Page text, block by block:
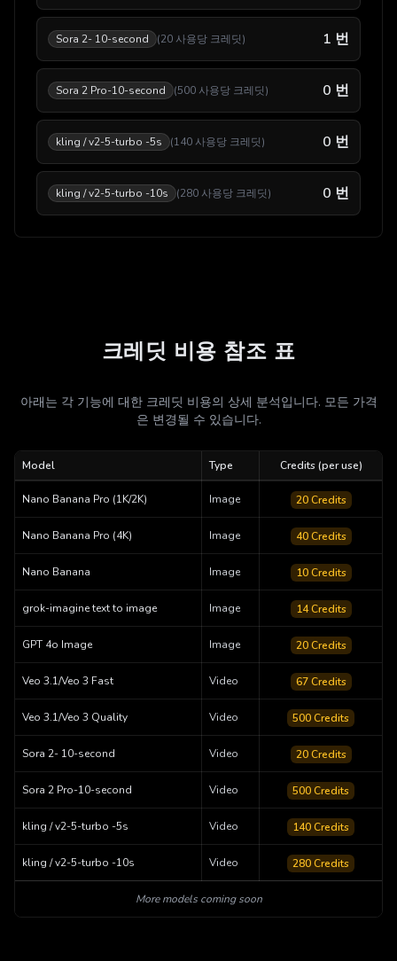
Sora 2- 10-second (20 사용당 크레딧) 1 번
Sora 2 Pro-10-second (500 사용당 크레딧) 0 번
kling / v2-5-turbo -5s (140 사용당 크레딧) 0 번
kling / v2-5-turbo -10s (280 사용당 크레딧) 0 번
크레딧 비용 참조 표
아래는 각 기능에 대한 크레딧 비용의 상세 분석입니다. 모든 가격
은 변경될 수 있습니다.
Model Type Credits (per use)
Nano Banana Pro (1K/2K) Image 20 Credits
Nano Banana Pro (4K) Image 40 Credits
Nano Banana Image 10 Credits
grok-imagine text to image Image 14 Credits
GPT 4o Image Image 20 Credits
Veo 3.1/Veo 3 Fast Video 67 Credits
Veo 3.1/Veo 3 Quality Video 500Credits
Sora 2- 10-second Video 20 Credits
Sora 2 Pro-10-second Video 500Credits
kling / v2-5-turbo -5s Video 140Credits
kling / v2-5-turbo -10s Video 280Credits
More models coming soon